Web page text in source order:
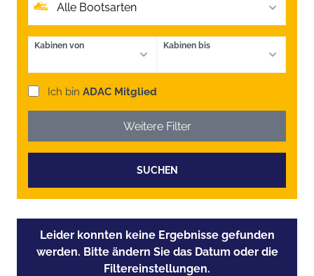
Alle Bootsarten
Kabinen von Kabinen bis
Ich bin ADAC Mitglied
Weitere Filter
SUCHEN
Leider konnten keine Ergebnisse gefunden
werden. Bitte ändern Sie das Datum oder die
Filtereinstellungen.